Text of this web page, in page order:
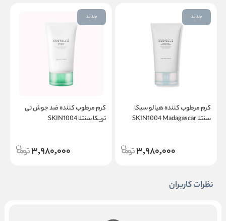
جدید
کرم مرطوب کننده هیالو سیکا
سنتلا SKIN1004 Madagascar
3,980,000
جدید
کرم مرطوب کننده ضد جوش تی
تریکا سنتلا SKIN1004
3,980,000
نظرات کاربران